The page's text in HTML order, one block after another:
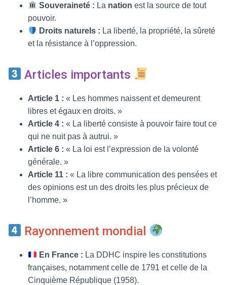
Souveraineté : La nation est la source de tout
pouvoir.
Droits naturels : La liberté, la propriété, la sûreté
et la résistance à l’oppression.
Articles importants
Article 1 : « Les hommes naissent et demeurent
libres et égaux en droits. »
Article 4 : « La liberté consiste à pouvoir faire tout ce
qui ne nuit pas à autrui. »
Article 6 : « La loi est l’expression de la volonté
générale. »
Article 11 : « La libre communication des pensées et
des opinions est un des droits les plus précieux de
l’homme. »
Rayonnement mondial
En France : La DDHC inspire les constitutions
françaises, notamment celle de 1791 et celle de la
Cinquième République (1958).